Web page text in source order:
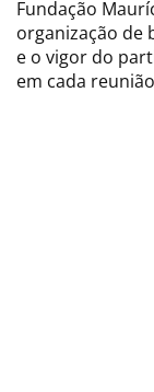
Fundação
organização de
e o vigor do
em cada